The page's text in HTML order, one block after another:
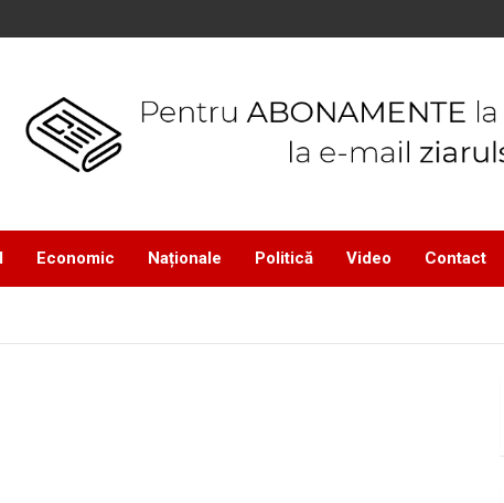
Economic Naționale Politică Video Contact